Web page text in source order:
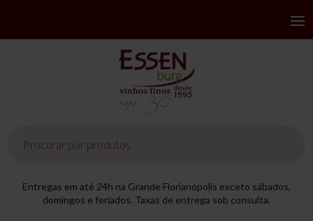
produtos
Entregas em até 24h na Grande Florianópolis exceto sábados,
domingos e feriados. Taxas de entrega sob consulta.